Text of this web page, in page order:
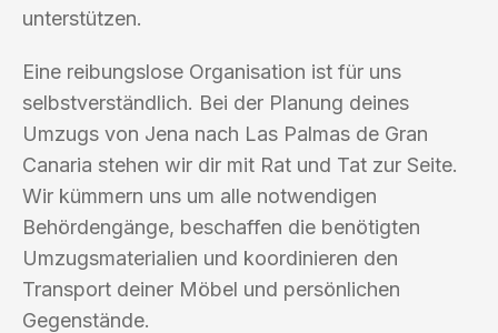
unterstützen.
Eine reibungslose Organisation ist für uns
selbstverständlich. Bei der Planung deines
Umzugs von Jena nach Las Palmas de Gran
Canaria stehen wir dir mit Rat und Tat zur Seite.
Wir kümmern uns um alle notwendigen
Behördengänge, beschaffen die benötigten
Umzugsmaterialien und koordinieren den
Transport deiner Möbel und persönlichen
Gegenstände.